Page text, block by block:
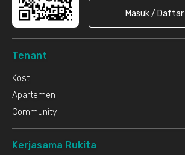
Masuk / Daftar
Tenant
Kost
Apartemen
Community
Kerjasama Rukita